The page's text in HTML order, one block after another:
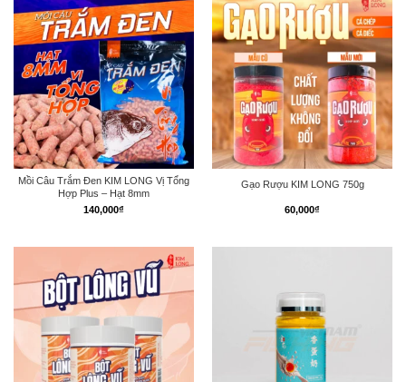
Mồi Câu Trắm Đen KIM LONG Vị Tổng
Hợp Plus – Hạt 8mm
140,000₫
Gạo Rượu KIM LONG 750g
60,000₫